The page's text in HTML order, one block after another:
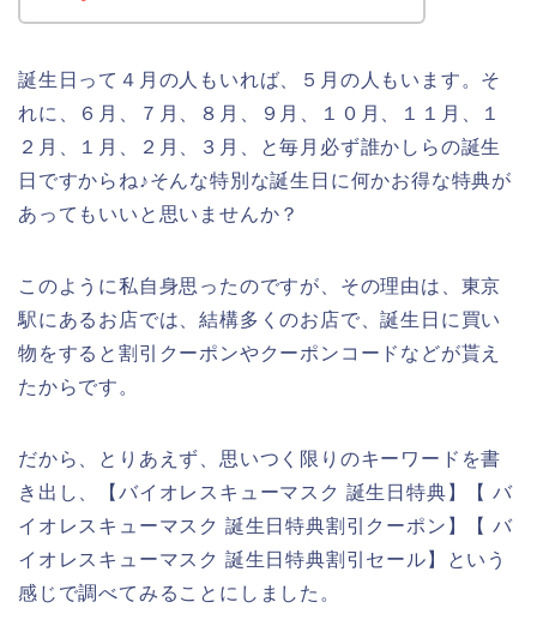
誕生日って４月の人もいれば、５月の人もいます。そ
れに、６月、７月、８月、９月、１０月、１１月、１
２月、１月、２月、３月、と毎月必ず誰かしらの誕生
日ですからね♪そんな特別な誕生日に何かお得な特典が
あってもいいと思いませんか？
このように私自身思ったのですが、その理由は、東京
駅にあるお店では、結構多くのお店で、誕生日に買い
物をすると割引クーポンやクーポンコードなどが貰え
たからです。
だから、とりあえず、思いつく限りのキーワードを書
き出し、【バイオレスキューマスク 誕生日特典】【 バ
イオレスキューマスク 誕生日特典割引クーポン】【 バ
イオレスキューマスク 誕生日特典割引セール】という
感じで調べてみることにしました。